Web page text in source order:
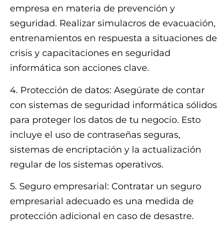
empresa en materia de prevención y
seguridad. Realizar simulacros de evacuación,
entrenamientos en respuesta a situaciones de
crisis y capacitaciones en seguridad
informática son acciones clave.
4. Protección de datos: Asegúrate de contar
con sistemas de seguridad informática sólidos
para proteger los datos de tu negocio. Esto
incluye el uso de contraseñas seguras,
sistemas de encriptación y la actualización
regular de los sistemas operativos.
5. Seguro empresarial: Contratar un seguro
empresarial adecuado es una medida de
protección adicional en caso de desastre.